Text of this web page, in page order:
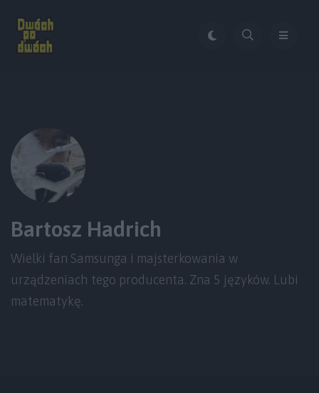
Bartosz Hadrich
Wielki fan Samsunga i majsterkowania w
urządzeniach tego producenta. Zna 5 języków. Lubi
matematykę.